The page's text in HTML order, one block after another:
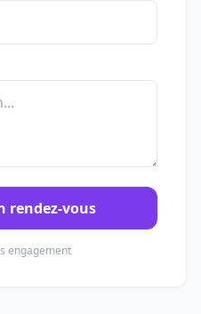
rendez-vous
engagement